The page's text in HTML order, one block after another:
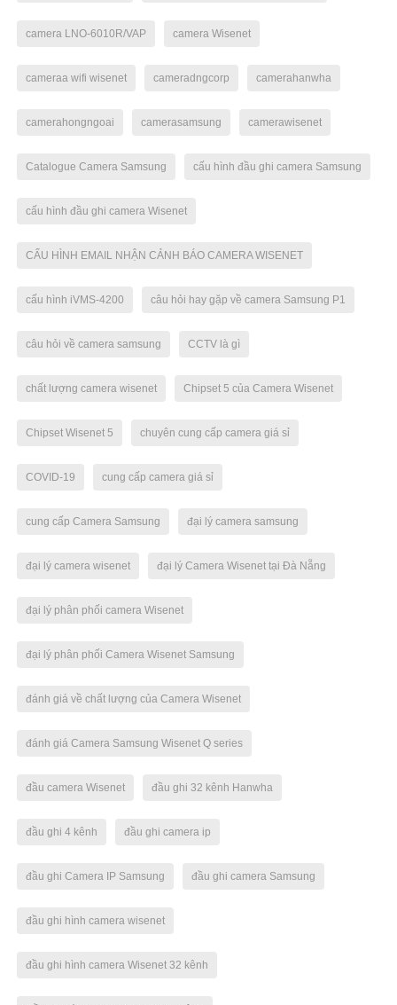
camera LNO-6010R/VAP camera Wisenet
cameraa wifi wisenet cameradngcorp camerahanwha
camerahongngoai camerasamsung camerawisenet
Catalogue Camera Samsung cấu hình đầu ghi camera Samsung
cấu hình đầu ghi camera Wisenet
CẤU HÌNH EMAIL NHẬN CẢNH BÁO CAMERA WISENET
cấu hình iVMS-4200 câu hỏi hay gặp về camera Samsung P1
câu hỏi về camera samsung CCTV là gì
chất lượng camera wisenet Chipset 5 của Camera Wisenet
Chipset Wisenet 5 chuyên cung cấp camera giá sỉ
COVID-19 cung cấp camera giá sỉ
cung cấp Camera Samsung đại lý camera samsung
đại lý camera wisenet đại lý Camera Wisenet tại Đà Nẵng
đại lý phân phối camera Wisenet
đại lý phân phối Camera Wisenet Samsung
đánh giá về chất lượng của Camera Wisenet
đánh giá Camera Samsung Wisenet Q series
đầu camera Wisenet đầu ghi 32 kênh Hanwha
đầu ghi 4 kênh đầu ghi camera ip
đầu ghi Camera IP Samsung đầu ghi camera Samsung
đầu ghi hình camera wisenet
đầu ghi hình camera Wisenet 32 kênh